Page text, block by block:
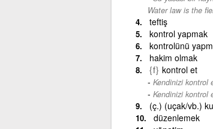
Water law is the
teftiş
kontrol yapmak
kontrolünü
hakim olmak
{f} kontrol et
Kendinizi kontrol
Kendinizi kontrol
(ç.) (uçak/vb.)
düzenlemek